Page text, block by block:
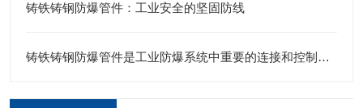
铸铁铸钢防爆管件：工业安全的坚固防线
铸铁铸钢防爆管件是工业防爆系统中重要的连接和控制元件